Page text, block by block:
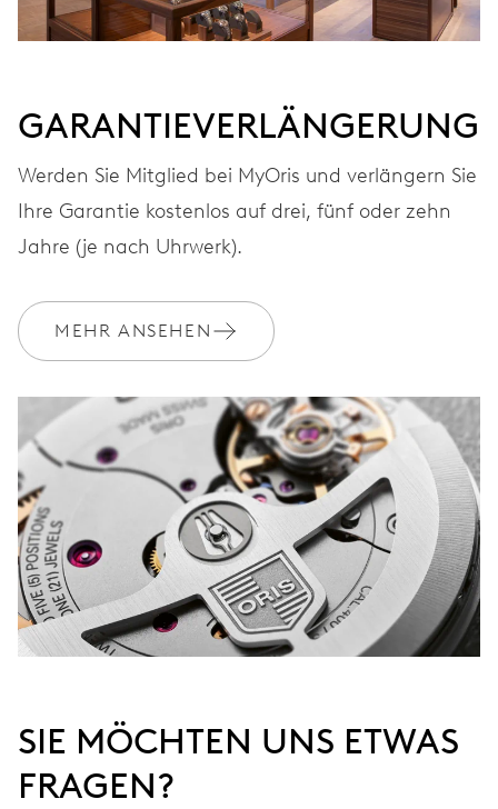
Leder
GARANTIE
Werden Sie Mitglied bei MyOris und verlängern Sie Ihre Garantie
MYORIS
GARANTIEVERLÄNGERUNG
Werden Sie Mitglied bei MyOris und verlängern Sie
Ihre Garantie kostenlos auf drei, fünf oder zehn
Jahre (je nach Uhrwerk).
MEHR ANSEHEN
SIE MÖCHTEN UNS ETWAS
FRAGEN?